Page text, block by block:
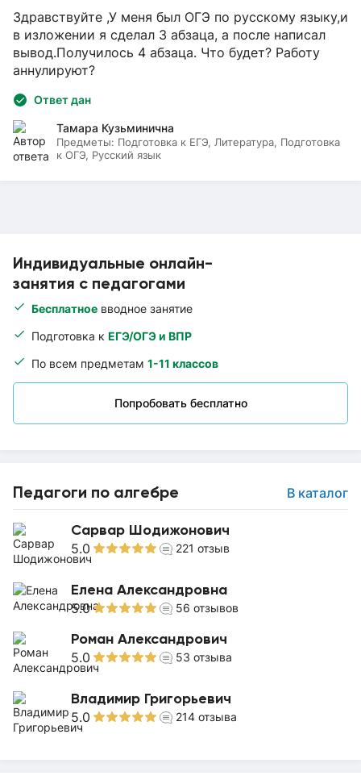
Индивидуальные онлайн-
занятия с педагогами
Бесплатное вводное занятие
Подготовка к ЕГЭ/ОГЭ и ВПР
По всем предметам 1-11 классов
Попробовать бесплатно
Педагоги по алгебре В каталог
Сарвар Шодижонович
5.0 221 отзыв
Елена Александровна
5.0 56 отзывов
Роман Александрович
5.0 53 отзыва
Владимир Григорьевич
5.0 214 отзыва
Здравствуйте ,У меня был ОГЭ по русскому языку,и
в изложении я сделал 3 абзаца, а после написал
вывод.Получилось 4 абзаца. Что будет? Работу
аннулируют?
Ответ дан
Тамара Кузьминична
Предметы: Подготовка к ЕГЭ, Литература, Подготовка
к ОГЭ, Русский язык